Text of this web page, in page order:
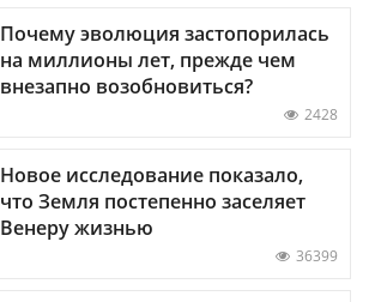
Почему эволюция застопорилась
на миллионы лет, прежде чем
внезапно возобновиться?
2428
Новое исследование показало,
что Земля постепенно заселяет
Венеру жизнью
36399